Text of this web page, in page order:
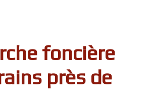
foncière
près de